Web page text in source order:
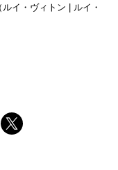
イ・ヴィトン | ルイ・